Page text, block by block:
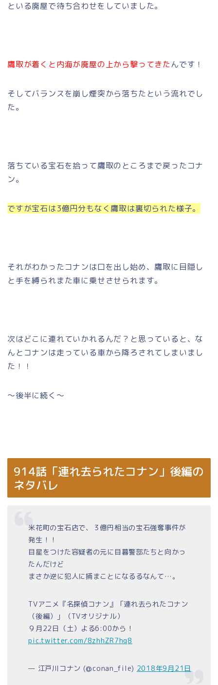
といる廃屋で待ち合わせをしていました。
鷹取が着くと内海が廃屋の上から撃ってきたんです！
そしてバランスを崩し煙突から落ちたという流れでし
た。
落ちている宝石を拾って鷹取のところまで戻ったコナ
ン。
ですが宝石は3億円分もなく鷹取は裏切られた様子。
それがわかったコナンは口を出し始め、鷹取に目隠し
と手を縛られまた車に乗せさせられます。
次はどこに連れていかれるんだ？と思っていると、な
んとコナンは走っている車から降ろされてしまいまし
た！！
～後半に続く～
914話「連れ去られたコナン」後編の
ネタバレ
米花町の宝石店で、３億円相当の宝石強奪事件が
発生！！
目星をつけた容疑者の元に目暮警部たちと向かっ
たんだけど
まさか逆に犯人に捕まことになるるなんて…。
TVアニメ『名探偵コナン』「連れ去られたコナン
（後編）」（TVオリジナル）
９月22日（土）よる6:00から！
pic.twitter.com/8zhhZR7hq8
— 江戸川コナン (@conan_file) 2018年9月21日